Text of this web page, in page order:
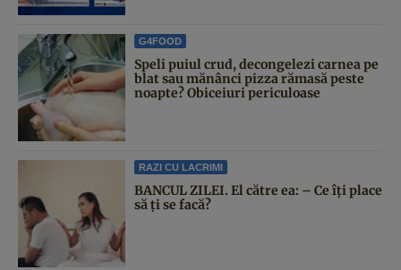
G4FOOD
Speli puiul crud, decongelezi carnea pe
blat sau mănânci pizza rămasă peste
noapte? Obiceiuri periculoase
RAZI CU LACRIMI
BANCUL ZILEI. El către ea: – Ce îți place
să ți se facă?